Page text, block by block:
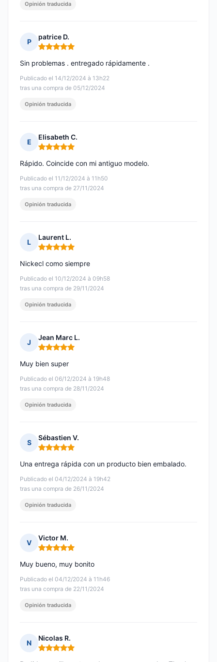
Opinión traducida
P
patrice D.
Nota: 5 de 5
Publicado el 14/12/2024 à 13h22
tras una compra de 05/12/2024
Sin problemas . entregado rápidamente .
Opinión traducida
E
Elisabeth C.
Nota: 5 de 5
Publicado el 11/12/2024 à 11h50
tras una compra de 27/11/2024
Rápido. Coincide con mi antiguo modelo.
Opinión traducida
L
Laurent L.
Nota: 5 de 5
Publicado el 10/12/2024 à 09h58
tras una compra de 29/11/2024
Nickecl como siempre
Opinión traducida
J
Jean Marc L.
Nota: 5 de 5
Publicado el 06/12/2024 à 19h48
tras una compra de 28/11/2024
Muy bien super
Opinión traducida
S
Sébastien V.
Nota: 5 de 5
Publicado el 04/12/2024 à 19h42
tras una compra de 26/11/2024
Una entrega rápida con un producto bien embalado.
Opinión traducida
V
Victor M.
Nota: 5 de 5
Publicado el 04/12/2024 à 11h46
tras una compra de 22/11/2024
Muy bueno, muy bonito
Opinión traducida
N
Nicolas R.
Nota: 5 de 5